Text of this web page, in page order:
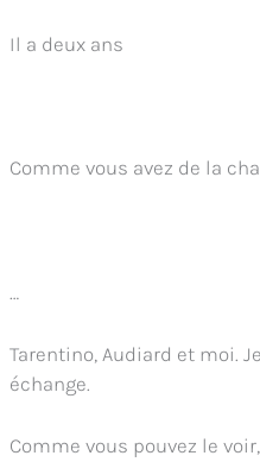
Il a deux ans
Comme vous avez de la
…
Tarentino, Audiard et moi.
échange.
Comme vous pouvez le